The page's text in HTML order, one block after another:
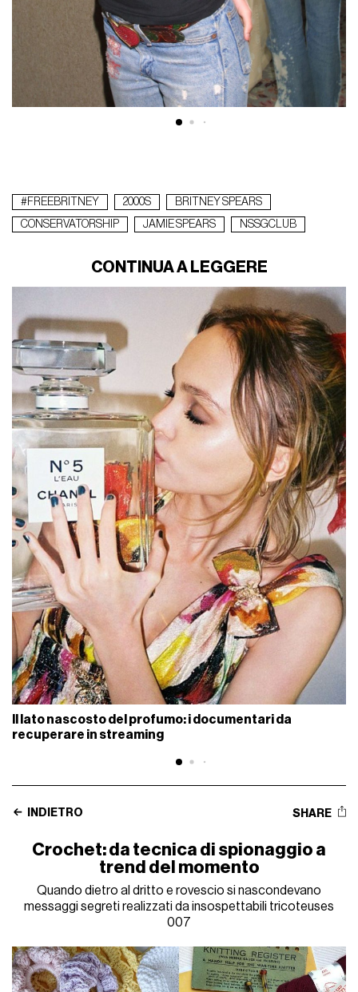
#FREEBRITNEY 2000S
BRITNEY SPEARS
CONSERVATORSHIP
JAMIE SPEARS NSSGCLUB
CONTINUA A LEGGERE
Il lato nascosto del profumo: i documentari da
recuperare in streaming
INDIETRO SHARE
Crochet: da tecnica di spionaggio a
trend del momento
Quando dietro al dritto e rovescio si nascondevano
messaggi segreti realizzati da insospettabili tricoteuses
007